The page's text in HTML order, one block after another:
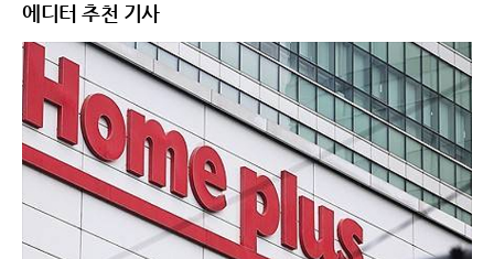
에디터 추천 기사